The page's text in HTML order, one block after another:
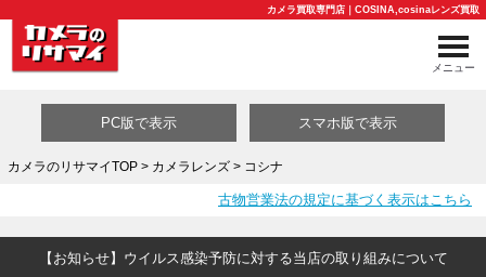
カメラ買取専門店｜COSINA,cosinaレンズ買取
メニュー
PC版で表示 スマホ版で表示
カメラのリサマイTOP> カメラレンズ> コシナ
古物営業法の規定に基づく表示はこちら
【お知らせ】ウイルス感染予防に対する当店の取り組みについて